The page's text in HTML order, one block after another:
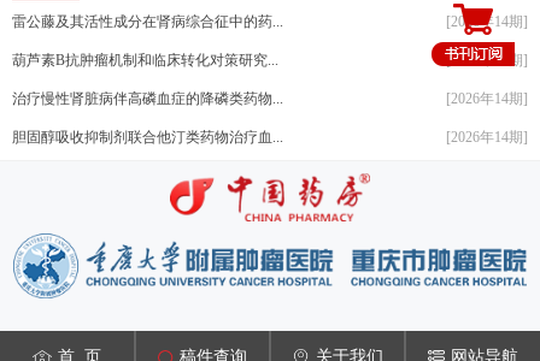
雷公藤及其活性成分在肾病综合征中的药... [2026年14期]
葫芦素B抗肿瘤机制和临床转化对策研究... [2026年14期]
治疗慢性肾脏病伴高磷血症的降磷类药物... [2026年14期]
胆固醇吸收抑制剂联合他汀类药物治疗血... [2026年14期]
首 页 稿件查询 关于我们 网站导航